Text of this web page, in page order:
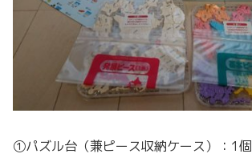
①パズル台（兼ピース収納ケース）：1個